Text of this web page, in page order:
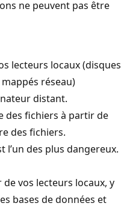
ne peuvent pas être
lecteurs locaux (disques
réseau)
distant.
des fichiers à partir de
des fichiers.
l’un des plus dangereux.
vos lecteurs locaux, y
bases de données et